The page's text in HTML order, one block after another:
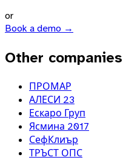
or
Book a demo →
Other
ПРОМАР
АЛЕСИ 23
Ескаро Груп
Ясмина 2017
СефКлиър
ТРЪСТ ОПС